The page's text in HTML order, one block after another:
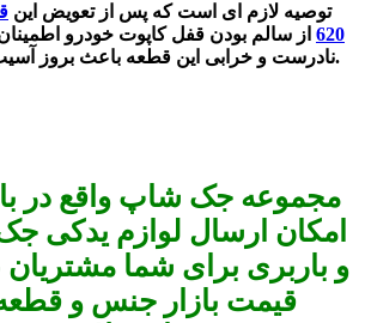
توصیه لازم ای است که پس از تعویض این
620 از سالم بودن قفل کاپوت خودرو
نادرست و خرابی این قطعه باعث بروز آسیب و خسارت می ‌شود.
مجموعه جک شاپ واقع در
امکان ارسال لوازم یدکی
و باربری برای شما مشتریان
قیمت بازار جنس و قطعه